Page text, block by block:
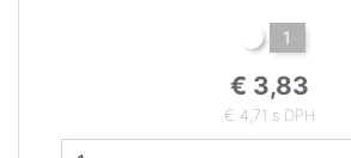
1
€ 3,83
€ 4,71 s DPH